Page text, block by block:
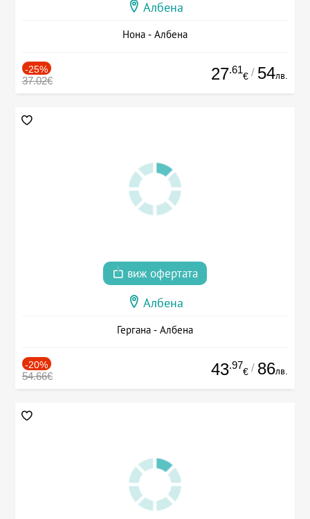
Албена
Нона - Албена
-25%
37.02€ 27.61
€ / 54лв.
виж офертата
Албена
Гергана - Албена
-20%
54.66€ 43.97
€ / 86лв.